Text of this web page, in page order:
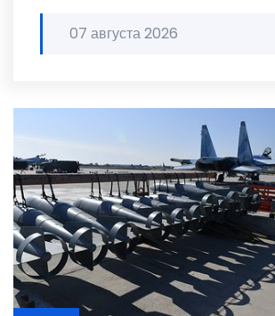
07 августа 2026